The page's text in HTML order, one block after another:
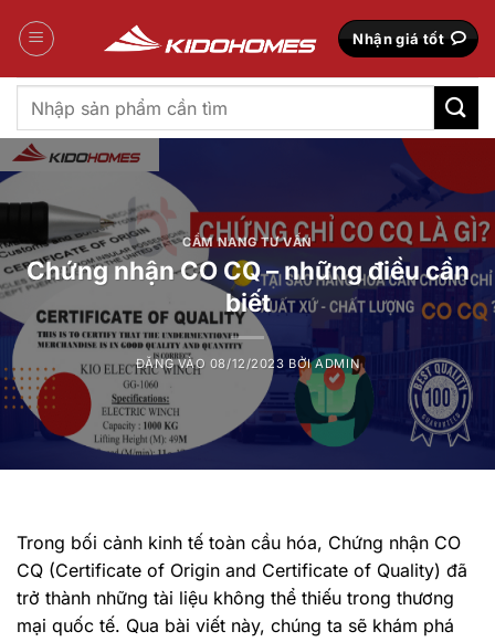
qua
Nhận giá tốt
Tìm
kiếm:
CẨM NANG TƯ VẤN
Chứng nhận CO CQ – những điều cần
biết
ĐĂNG VÀO 08/12/2023 BỞIADMIN
Trong bối cảnh kinh tế toàn cầu hóa, Chứng nhận CO
CQ (Certificate of Origin and Certificate of Quality) đã
trở thành những tài liệu không thể thiếu trong thương
mại quốc tế. Qua bài viết này, chúng ta sẽ khám phá